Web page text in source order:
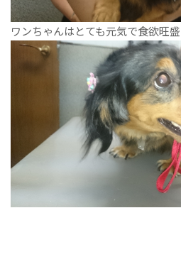
ワンちゃんはとても元気で食欲旺盛